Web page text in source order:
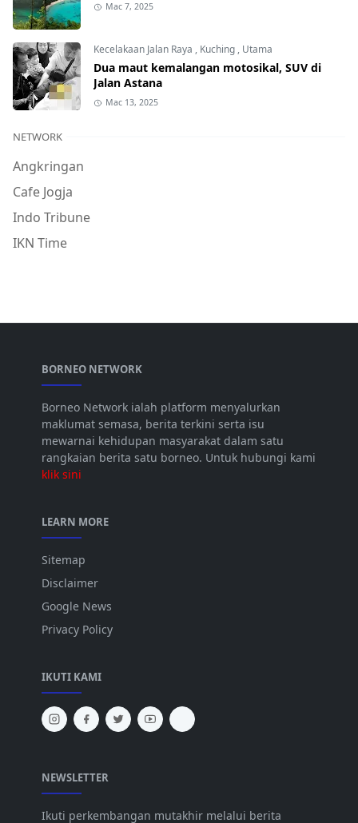
Mac 7, 2025
Kecelakaan Jalan Raya , Kuching, Utama
Dua maut kemalangan motosikal, SUV di
Jalan Astana
Mac 13, 2025
NETWORK
Angkringan
Cafe Jogja
Indo Tribune
IKN Time
BORNEO NETWORK
Borneo Network ialah platform menyalurkan
maklumat semasa, berita terkini serta isu
mewarnai kehidupan masyarakat dalam satu
rangkaian berita satu borneo. Untuk hubungi kami
klik sini
LEARN MORE
Sitemap
Disclaimer
Google News
Privacy Policy
IKUTI KAMI
NEWSLETTER
Ikuti perkembangan mutakhir melalui berita